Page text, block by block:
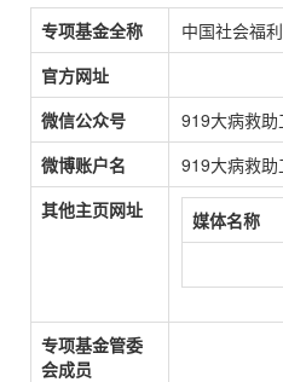
专项基金全称
中国社会福
官方网址
微信公众号
919大病救助
微博账户名
919大病救助
其他主页网址
媒体名称
专项基金管委
会成员